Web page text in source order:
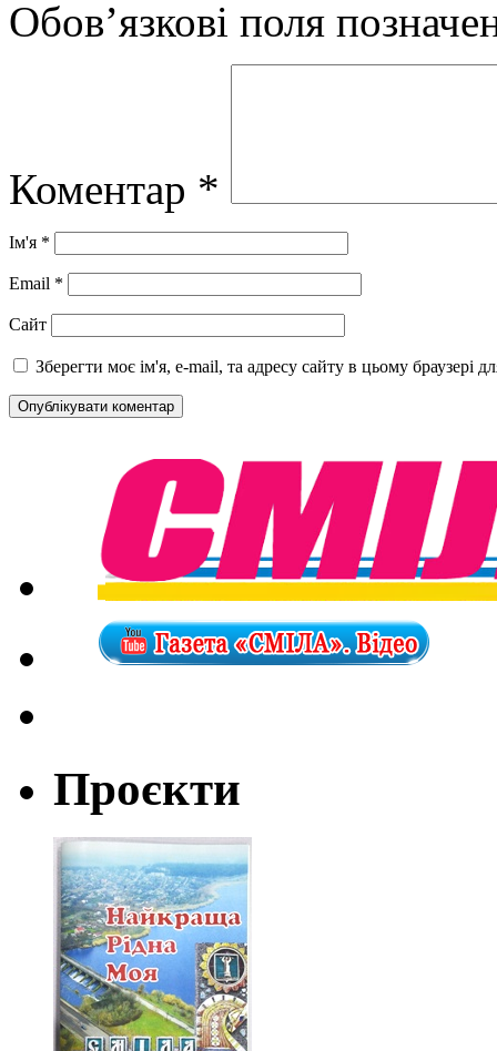
Обов’язкові поля
Коментар *
Ім'я *
Email *
Сайт
Зберегти моє ім'я, e-mail, та адресу сайту в цьому браузері
Проєкти